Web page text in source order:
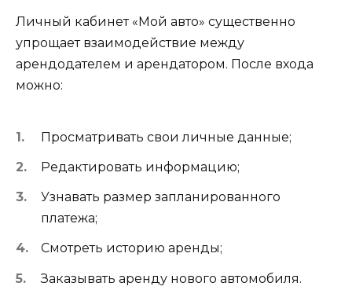
Личный кабинет «Мой авто» существенно
упрощает взаимодействие между
арендодателем и арендатором. После входа
можно:
Просматривать свои личные данные;
Редактировать информацию;
Узнавать размер запланированного
платежа;
Смотреть историю аренды;
Заказывать аренду нового автомобиля.